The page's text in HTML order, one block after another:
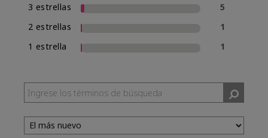
3 estrellas
5
2 estrellas
1
1 estrella
1